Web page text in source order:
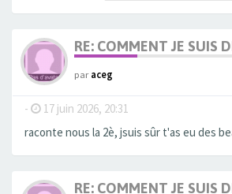
RE: COMMENT JE SUIS
paraceg
- 17 juin 2026, 20:31
raconte nous la 2è, jsuis sûr t'as eu des
RE: COMMENT JE SUIS